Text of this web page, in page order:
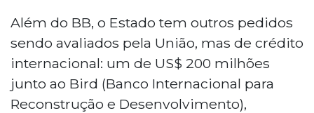
Além do BB, o Estado tem outros pedidos
sendo avaliados pela União, mas de crédito
internacional: um de US$ 200 milhões
junto ao Bird (Banco Internacional para
Reconstrução e Desenvolvimento),